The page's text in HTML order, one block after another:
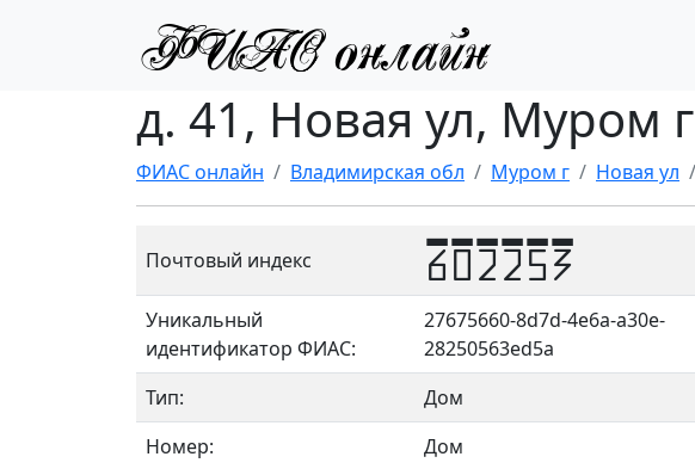
д. 41, Новая ул, Муром г
ФИАС онлайн Владимирская обл Муром г Новая ул
Почтовый индекс 602253
Уникальный
идентификатор ФИАС:
27675660-8d7d-4e6a-a30e-
28250563ed5a
Тип:
Дом
Номер:
Дом